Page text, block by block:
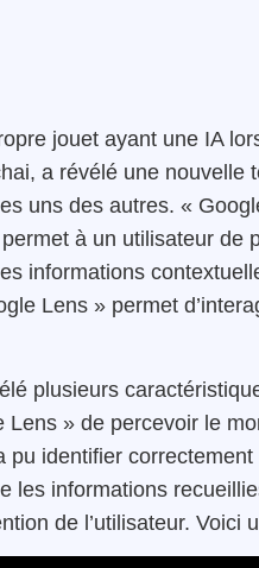
jouet ayant une IA
a révélé une nouvelle
uns des autres. «
à un utilisateur de
informations
Lens » permet
plusieurs
» de percevoir le
identifier
les informations
de l’utilisateur. Voici